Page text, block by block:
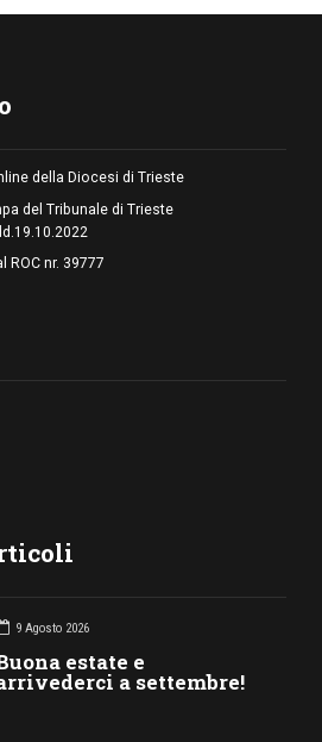
della Diocesi di Trieste
del Tribunale di Trieste
ROC nr. 39777
9 Agosto 2026
estate e
a settembre!